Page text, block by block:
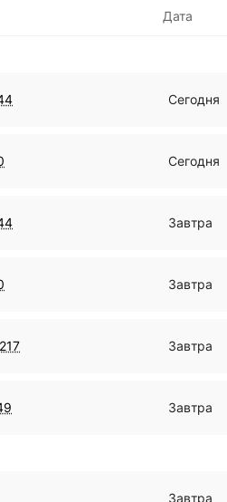
Дата
Сегодня
Сегодня
Завтра
Завтра
Завтра
Завтра
Завтра